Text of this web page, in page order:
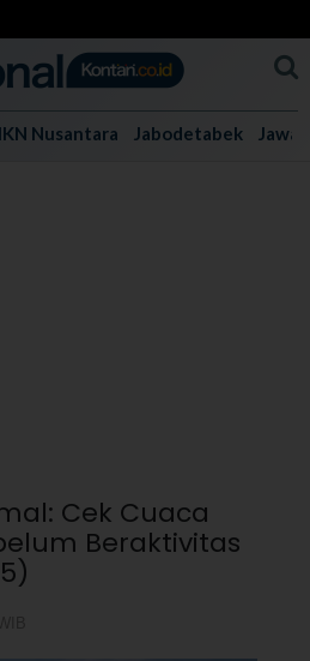
IKN Nusantara Jabodetabek Jawa
Cek Cuaca
Beraktivitas